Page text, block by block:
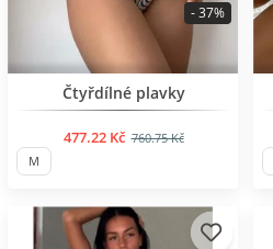
BESTSELLER
Čtyřdílné plavky
477.22 Kč 760.75 Kč
- 37%
M